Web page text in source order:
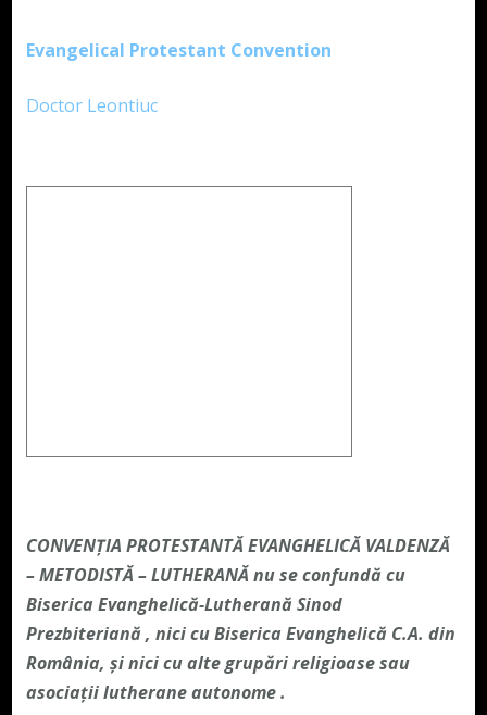
Evangelical Protestant Convention
Doctor Leontiuc
CONVENŢIA PROTESTANTĂ EVANGHELICĂ VALDENZĂ
– METODISTĂ – LUTHERANĂ nu se confundă cu
Biserica Evanghelică-Lutherană Sinod
Prezbiteriană , nici cu Biserica Evanghelică C.A. din
România, și nici cu alte grupări religioase sau
asociații lutherane autonome .